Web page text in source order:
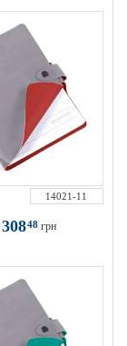
14021-11
30848 грн